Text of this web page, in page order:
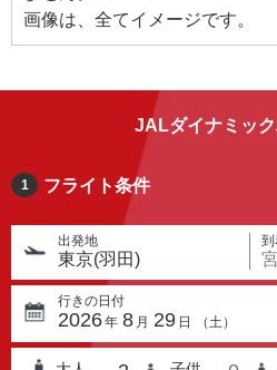
画像は、全てイメージです。
JALダイナミッ
1 フライト条件
出発地
東京(羽田)
行きの日付
2026年 8 月 29 日 （土）